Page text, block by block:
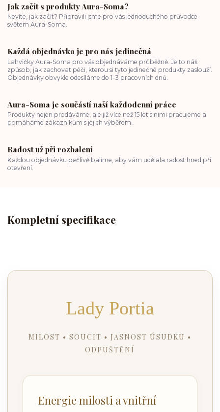
Jak začít s produkty Aura-Soma?
Nevíte, jak začít? Připravili jsme pro vás jednoduchého průvodce
světem Aura-Soma.
Každá objednávka je pro nás jedinečná
Lahvičky Aura-Soma pro vás objednáváme průběžně. Je to náš
způsob, jak zachovat péči, kterou si tyto jedinečné produkty zaslouží.
Objednávky obvykle odesíláme do 1–3 pracovních dnů.
Aura-Soma je součástí naší každodenní práce
Produkty nejen prodáváme, ale již více než 15 let s nimi pracujeme a
pomáháme zákazníkům s jejich výběrem.
Radost už při rozbalení
Každou objednávku pečlivě balíme, aby vám udělala radost hned při
otevření.
Kompletní specifikace
Lady Portia
MILOST • SOUCIT • JASNOST ÚSUDKU •
ODPUŠTĚNÍ
Energie milosti a vnitřní